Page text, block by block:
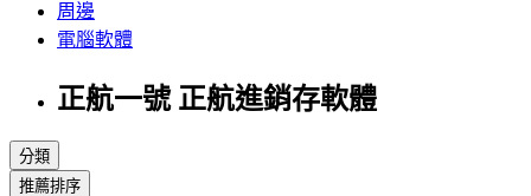
周邊
電腦軟體
正航一號 正航進銷存軟體
分類
推薦排序